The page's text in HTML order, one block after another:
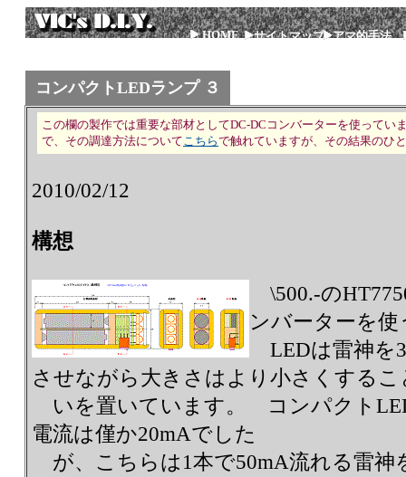
HOME サイトマップ アマ的手法
コンパクトLEDランプ ３
この欄の製作では重要な部材としてDC-DCコンバーターを使って
で、その調達方法についてこちらで触れていますが、その結果のひ
2010/02/12
構想
\500.-の
ンバーターを
LEDは雷神を
させながら大きさはより小さくするこ
いを置いています。 コンパクト
電流は僅か20mAでした
が、こちらは1本で50mA流れる雷神